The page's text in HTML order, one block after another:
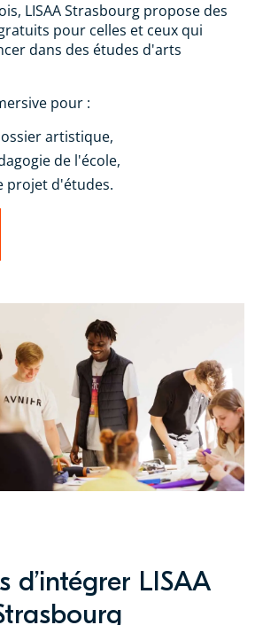
LISAA Strasbourg propose des
pour celles et ceux qui
dans des études d'arts
pour :
artistique,
de l'école,
projet d'études.
d’intégrer LISAA